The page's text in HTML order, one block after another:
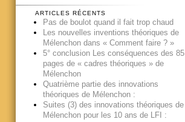
ARTICLES RÉCENTS
Pas de boulot quand il fait trop chaud
Les nouvelles inventions théoriques de
Mélenchon dans « Comment faire ? »
5° conclusion Les conséquences des 85
pages de « cadres théoriques » de
Mélenchon
Quatrième partie des innovations
théoriques de Mélenchon :
Suites (3) des innovations théoriques de
Mélenchon pour les 10 ans de LFI :